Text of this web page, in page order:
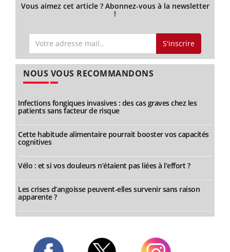
Vous aimez cet article ? Abonnez-vous à la newsletter
!
S'inscrire
NOUS VOUS RECOMMANDONS
Infections fongiques invasives : des cas graves chez les
patients sans facteur de risque
Cette habitude alimentaire pourrait booster vos capacités
cognitives
Vélo : et si vos douleurs n’étaient pas liées à l’effort ?
Les crises d’angoisse peuvent-elles survenir sans raison
apparente ?